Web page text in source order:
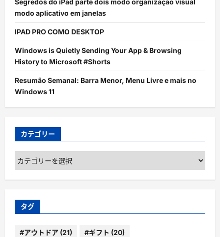
Segredos do iPad parte dois modo organização visual
modo aplicativo em janelas
IPAD PRO COMO DESKTOP
Windows is Quietly Sending Your App & Browsing
History to Microsoft #Shorts
Resumão Semanal: Barra Menor, Menu Livre e mais no
Windows 11
カテゴリー
カ
テ
ゴ
ー
タグ
#アウトドア (21) #ギフト (20)